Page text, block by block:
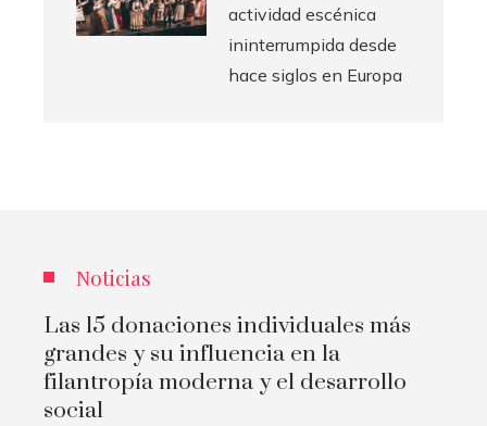
actividad escénica
ininterrumpida desde
hace siglos en Europa
Noticias
Las 15 donaciones individuales más
grandes y su influencia en la
filantropía moderna y el desarrollo
social